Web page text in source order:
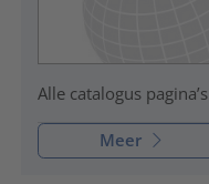
Alle catalogus pagina’s
Meer